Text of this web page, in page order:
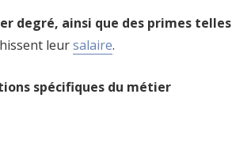
degré, ainsi que des primes telles
leursalaire.
spécifiques du métier